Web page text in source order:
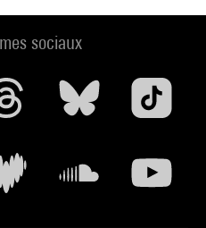
sociaux